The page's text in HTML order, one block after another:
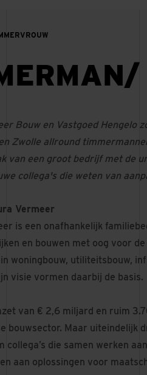
Bouw en Vastgoed Hengelo
Zwolle allround
van een groot bedrijf met de
collega's die weten van
Vermeer
is een onafhankelijk
en bouwen met oog voor
woningbouw, utiliteitsbouw,
visie vormen daarbij de basis.
van € 2,6 miljard en ruim
bouwsector. Maar uiteindelijk
collega’s die samen werken
aan oplossingen voor